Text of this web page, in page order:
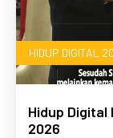
HIDUP DIGITAL
Hidup Digital
2026